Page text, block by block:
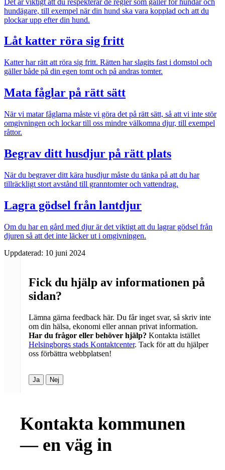
hundägare, till exempel när din hund ska vara kopplad och att du
plockar upp efter din hund.
Låt katter röra sig fritt
Katter har rätt att röra sig fritt. Rätten har slagits fast i domstol och
gäller både på din egen tomt och på andras tomter.
Mata fåglar på rätt sätt
När vi matar fåglarna måste vi göra det på rätt sätt, så att vi inte stör
omgivningen och lockar till oss mindre välkomna djur, till exempel
råttor.
Begrav ditt husdjur på rätt plats
När du begraver ditt kära husdjur måste du tänka på att du har
tillräckligt stort avstånd till granntomter och vattendrag.
Lagra gödsel från lantdjur
Om du har en gård med djur är det viktigt att du lagrar gödsel från
djuren så att det inte läcker ut i omgivningen.
Uppdaterad: 10 juni 2024
Fick du hjälp av informationen på
sidan?
Lämna gärna feedback här. Du får inget svar, så skriv inte
om din hälsa, ekonomi eller annan privat information.
Har du frågor eller behöver hjälp? Kontakta istället
Helsingborgs stads Kontaktcenter. Tack för att du hjälper
oss förbättra webbplatsen!
Ja Nej
Kontakta kommunen
— en väg in